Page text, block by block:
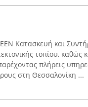
Κατασκευή και
τοπίου, καθώς
πλήρεις
στη Θεσσαλονίκη ...